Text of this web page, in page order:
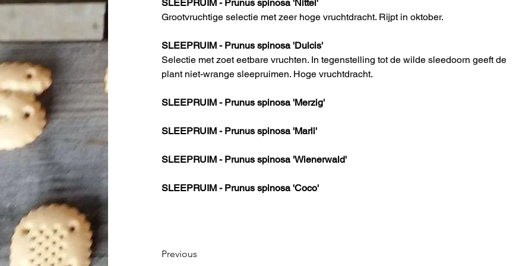
SLEEPRUIM - Prunus spinosa 'Nittel'
Grootvruchtige selectie met zeer hoge vruchtdracht. Rijpt in oktober.
SLEEPRUIM - Prunus spinosa 'Dulcis'
Selectie met zoet eetbare vruchten. In tegenstelling tot de wilde sleedoorn geeft de
plant niet-wrange sleepruimen. Hoge vruchtdracht.
SLEEPRUIM - Prunus spinosa 'Merzig'
SLEEPRUIM - Prunus spinosa 'Marli'
SLEEPRUIM - Prunus spinosa 'Wienerwald'
SLEEPRUIM - Prunus spinosa 'Coco'
Previous